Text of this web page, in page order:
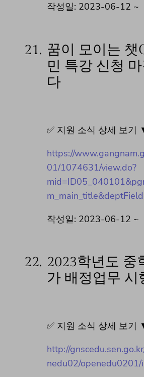
작성일: 2023-06-12 ~
21. 꿈이 모이는 챗
민 특강 신청
다
✅ 지원 소식 상세 보기
https://
01/1074631/view.do?
작성일: 2023-06-12 ~
22. 2023학년도 중
가 배정업무 시
✅ 지원 소식 상세 보기
http://
nedu02/